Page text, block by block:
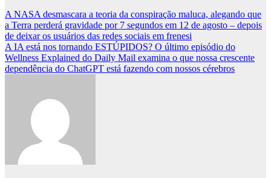
Post
navigation
A NASA desmascara a teoria da conspiração maluca, alegando que
a Terra perderá gravidade por 7 segundos em 12 de agosto – depois
de deixar os usuários das redes sociais em frenesi
A IA está nos tornando ESTÚPIDOS? O último episódio do
Wellness Explained do Daily Mail examina o que nossa crescente
dependência do ChatGPT está fazendo com nossos cérebros